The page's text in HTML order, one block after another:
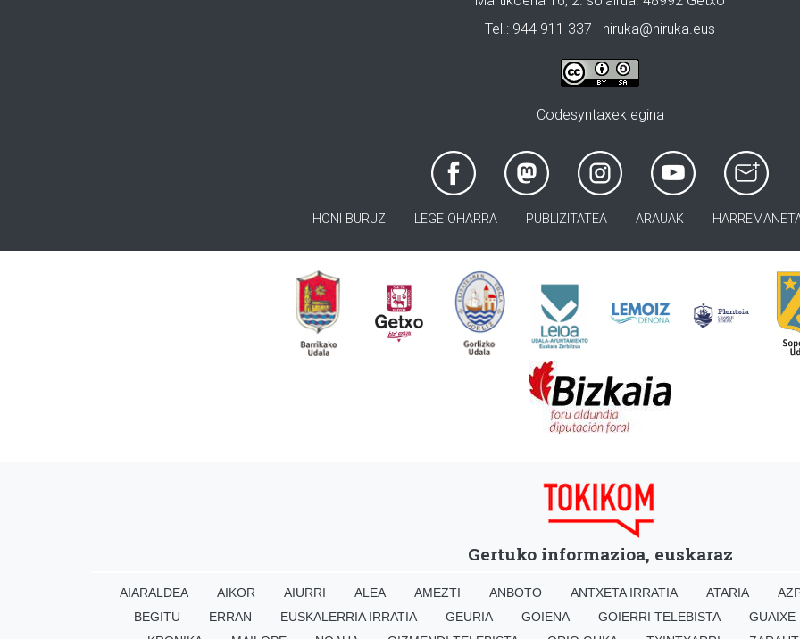
Tel.: 944 911 337 · hiruka@hiruka.eus
Codesyntaxek egina
HONI BURUZ LEGE OHARRA PUBLIZITATEA ARAUAK
Gertuko informazioa, euskaraz
AIARALDEA AIKOR AIURRI ALEA AMEZTI ANBOTO ANTXETA IRRATIA ATARIA
BEGITU
ERRAN EUSKALERRIA IRRATIA GEURIA GOIENA GOIERRI TELEBISTA GUAIXE